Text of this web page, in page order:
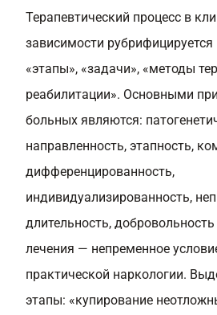
Терапевтический процесс в
зависимости
«этапы», «задачи», «методы
реабилитации». Основными
больных являются:
направленность, этапность,
дифференцированность,
индивидуализированность,
длительность,
лечения — непременное
практической наркологии.
этапы: «купирование